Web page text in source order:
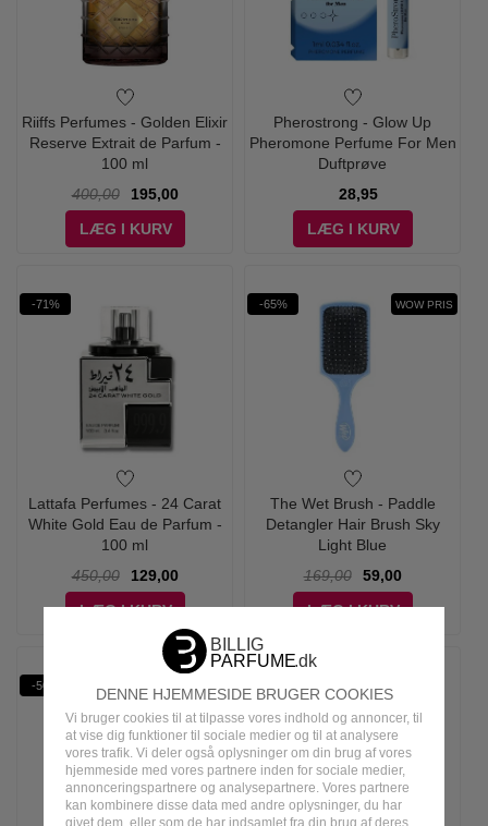
DENNE HJEMMESIDE BRUGER COOKIES
Vi bruger cookies til at tilpasse vores indhold og annoncer, til
at vise dig funktioner til sociale medier og til at analysere
vores trafik. Vi deler også oplysninger om din brug af vores
hjemmeside med vores partnere inden for sociale medier,
annonceringspartnere og analysepartnere. Vores partnere
kan kombinere disse data med andre oplysninger, du har
givet dem, eller som de har indsamlet fra din brug af deres
Riiffs Perfumes - Golden Elixir
Reserve Extrait de Parfum -
100 ml
400,00
195,00
LÆG I KURV
Pherostrong - Glow Up
Pheromone Perfume For Men
Duftprøve
28,95
LÆG I KURV
-71%
Lattafa Perfumes - 24 Carat
White Gold Eau de Parfum -
100 ml
450,00
129,00
LÆG I KURV
-65% WOW PRIS
The Wet Brush - Paddle
Detangler Hair Brush Sky
Light Blue
169,00
59,00
LÆG I KURV
-50%